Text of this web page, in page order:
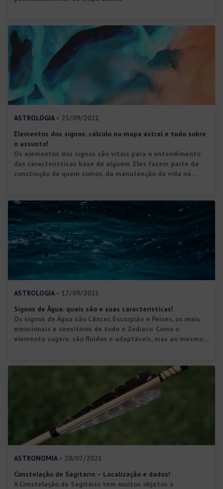
ASTROLOGIA • 23/09/2021
Elementos dos signos: cálculo no mapa astral e tudo sobre
o assunto!
Os elementos dos signos são vitais para o entendimento
das características base de alguém. Eles fazem parte da
construção de quem somos, da manutenção da vida na
esclarecer porque esse conceito é tão importante para a
ASTROLOGIA • 17/09/2021
Signos de Água: quais são e suas características!
Os signos de Água são Câncer, Escorpião e Peixes, os mais
emocionais e sensitivos de todo o Zodíaco. Como o
elemento sugere, são fluídos e adaptáveis, mas ao mesmo
elementos base, responsáveis pela manutenção do nosso
ASTRONOMIA • 20/07/2021
Constelação de Sagitário – Localização e dados!
A Constelação de Sagitário tem muitos objetos e